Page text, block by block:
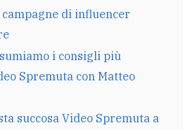
di influencer
i consigli più
Spremuta con Matteo
succosa Video Spremuta a